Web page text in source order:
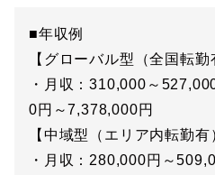
■年収例
【グローバル型（全国転勤
・月収：310,000～
0円～7,378,000円
【中域型（エリア内転勤有
・月収：280,000円～